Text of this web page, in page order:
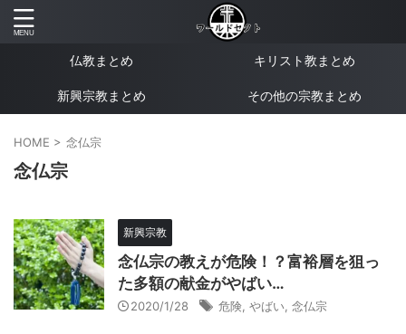
仏教まとめ キリスト教まとめ
新興宗教まとめ その他の宗教まとめ
HOME > 念仏宗
念仏宗
新興宗教
念仏宗の教えが危険！？富裕層を狙っ
た多額の献金がやばい…
2020/1/28 危険 やばい 念仏宗